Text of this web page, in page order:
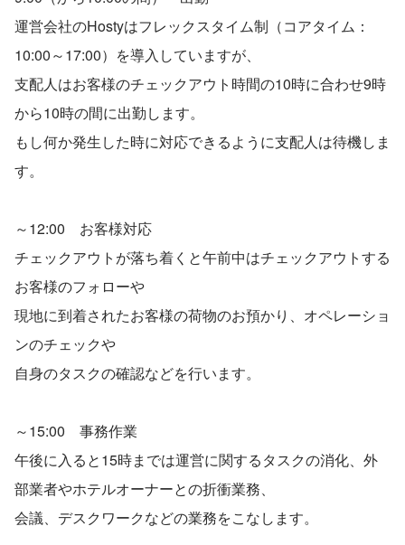
運営会社のHostyはフレックスタイム制（コアタイム：
10:00～17:00）を導入していますが、
支配人はお客様のチェックアウト時間の10時に合わせ9時
から10時の間に出勤します。
もし何か発生した時に対応できるように支配人は待機しま
す。
～12:00　お客様対応
チェックアウトが落ち着くと午前中はチェックアウトする
お客様のフォローや
現地に到着されたお客様の荷物のお預かり、オペレーショ
ンのチェックや
自身のタスクの確認などを行います。
～15:00　事務作業
午後に入ると15時までは運営に関するタスクの消化、外
部業者やホテルオーナーとの折衝業務、
会議、デスクワークなどの業務をこなします。